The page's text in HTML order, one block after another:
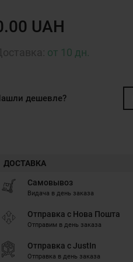
UAH
от 10 дн.
дешевле?
ДОСТАВКА
Самовывоз
Видача в день заказа
Отправка с Нова Пошта
Отправим в день заказа
Отправка с JustIn
Отправка в день заказа